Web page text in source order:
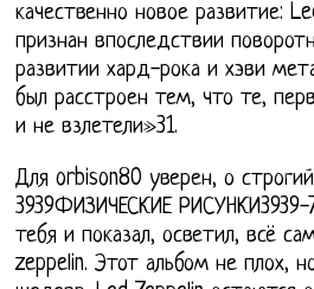
качественно новое развитие:
признан впоследствии
развитии хард-рока и хэви
был расстроен тем, что те,
и не взлетели»31.
Для orbison80 уверен, о
3939ФИЗИЧЕСКИЕ РИСУНКИ3939-
тебя и показал, осветил, всё
zeppelin. Этот альбом не плох,